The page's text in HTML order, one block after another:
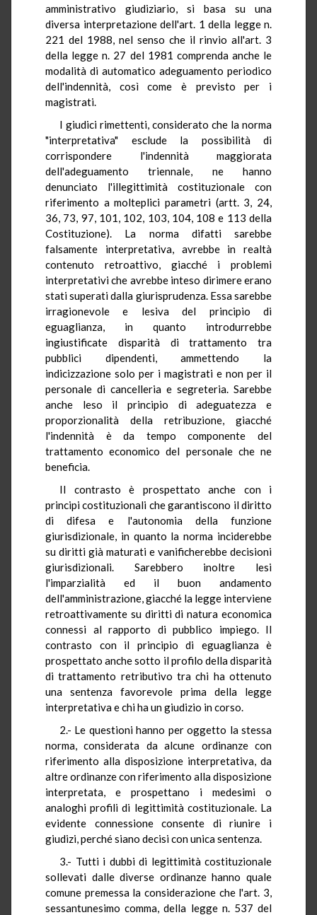
amministrativo giudiziario, si basa su una
diversa interpretazione dell'art. 1 della legge n.
221 del 1988, nel senso che il rinvio all'art. 3
della legge n. 27 del 1981 comprenda anche le
modalità di automatico adeguamento periodico
dell'indennità, così come è previsto per i
magistrati.
I giudici rimettenti, considerato che la norma
"interpretativa" esclude la possibilità di
corrispondere l'indennità maggiorata
dell'adeguamento triennale, ne hanno
denunciato l'illegittimità costituzionale con
riferimento a molteplici parametri (artt. 3, 24,
36, 73, 97, 101, 102, 103, 104, 108 e 113 della
Costituzione). La norma difatti sarebbe
falsamente interpretativa, avrebbe in realtà
contenuto retroattivo, giacché i problemi
interpretativi che avrebbe inteso dirimere erano
stati superati dalla giurisprudenza. Essa sarebbe
irragionevole e lesiva del principio di
eguaglianza, in quanto introdurrebbe
ingiustificate disparità di trattamento tra
pubblici dipendenti, ammettendo la
indicizzazione solo per i magistrati e non per il
personale di cancelleria e segreteria. Sarebbe
anche leso il principio di adeguatezza e
proporzionalità della retribuzione, giacché
l'indennità è da tempo componente del
trattamento economico del personale che ne
beneficia.
Il contrasto è prospettato anche con i
principi costituzionali che garantiscono il diritto
di difesa e l'autonomia della funzione
giurisdizionale, in quanto la norma inciderebbe
su diritti già maturati e vanificherebbe decisioni
giurisdizionali. Sarebbero inoltre lesi
l'imparzialità ed il buon andamento
dell'amministrazione, giacché la legge interviene
retroattivamente su diritti di natura economica
connessi al rapporto di pubblico impiego. Il
contrasto con il principio di eguaglianza è
prospettato anche sotto il profilo della disparità
di trattamento retributivo tra chi ha ottenuto
una sentenza favorevole prima della legge
interpretativa e chi ha un giudizio in corso.
2.- Le questioni hanno per oggetto la stessa
norma, considerata da alcune ordinanze con
riferimento alla disposizione interpretativa, da
altre ordinanze con riferimento alla disposizione
interpretata, e prospettano i medesimi o
analoghi profili di legittimità costituzionale. La
evidente connessione consente di riunire i
giudizi, perché siano decisi con unica sentenza.
3.- Tutti i dubbi di legittimità costituzionale
sollevati dalle diverse ordinanze hanno quale
comune premessa la considerazione che l'art. 3,
sessantunesimo comma, della legge n. 537 del